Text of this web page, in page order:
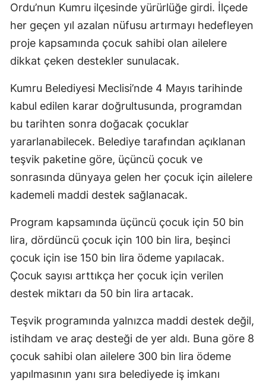
Ordu’nun Kumru ilçesinde yürürlüğe girdi. İlçede
her geçen yıl azalan nüfusu artırmayı hedefleyen
proje kapsamında çocuk sahibi olan ailelere
dikkat çeken destekler sunulacak.
Kumru Belediyesi Meclisi’nde 4 Mayıs tarihinde
kabul edilen karar doğrultusunda, programdan
bu tarihten sonra doğacak çocuklar
yararlanabilecek. Belediye tarafından açıklanan
teşvik paketine göre, üçüncü çocuk ve
sonrasında dünyaya gelen her çocuk için ailelere
kademeli maddi destek sağlanacak.
Program kapsamında üçüncü çocuk için 50 bin
lira, dördüncü çocuk için 100 bin lira, beşinci
çocuk için ise 150 bin lira ödeme yapılacak.
Çocuk sayısı arttıkça her çocuk için verilen
destek miktarı da 50 bin lira artacak.
Teşvik programında yalnızca maddi destek değil,
istihdam ve araç desteği de yer aldı. Buna göre 8
çocuk sahibi olan ailelere 300 bin lira ödeme
yapılmasının yanı sıra belediyede iş imkanı